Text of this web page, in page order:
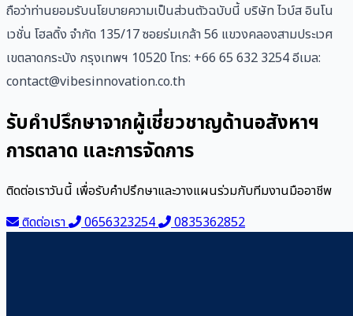
ถือว่าท่านยอมรับนโยบายความเป็นส่วนตัวฉบับนี้ บริษัท ไวบ์ส อินโน
เวชั่น โฮลดิ้ง จำกัด 135/17 ซอยร่มเกล้า 56 แขวงคลองสามประเวศ
เขตลาดกระบัง กรุงเทพฯ 10520 โทร: +66 65 632 3254 อีเมล:
contact@vibesinnovation.co.th
รับคำปรึกษาจากผู้เชี่ยวชาญด้านอสังหาฯ
การตลาด และการจัดการ
ติดต่อเราวันนี้ เพื่อรับคำปรึกษาและวางแผนร่วมกับทีมงานมืออาชีพ
ติดต่อเรา
0656323254 0835362852